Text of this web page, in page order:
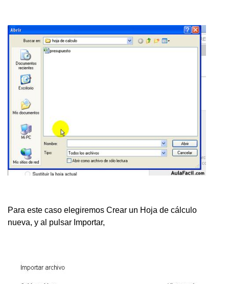
Para este caso elegiremos Crear un Hoja de cálculo
nueva, y al pulsar Importar,